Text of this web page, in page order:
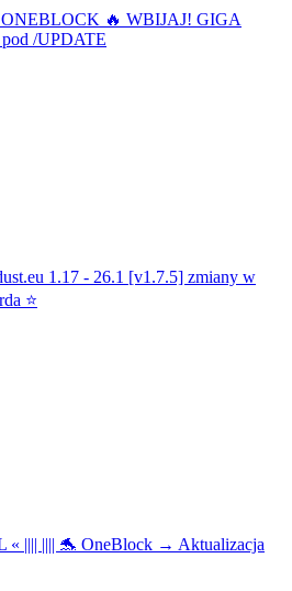
🔥 WBIJAJ! GIGA
pod /UPDATE
1.17 - 26.1 [v1.7.5] zmiany w
⭐
« |||| |||| 🐬 OneBlock → Aktualizacja